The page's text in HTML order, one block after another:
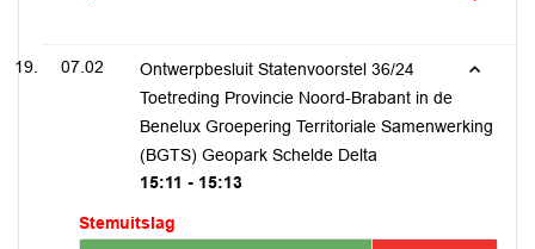
07.02
Ontwerpbesluit Statenvoorstel 36/24
Toetreding Provincie Noord-Brabant in de
Benelux Groepering Territoriale Samenwerking
(BGTS) Geopark Schelde Delta
15:11 - 15:13
Stemuitslag